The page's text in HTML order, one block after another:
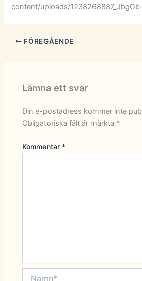
content/uploads/
FÖREGÅENDE
Lämna ett svar
Din e-postadress kommer inte
Obligatoriska fält är märkta *
Kommentar *